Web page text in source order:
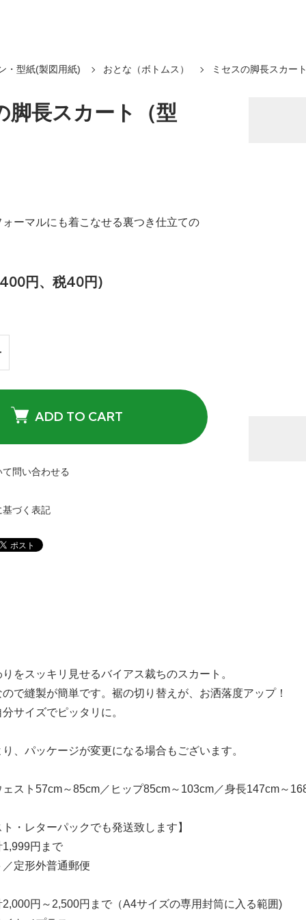
・型紙(製図用紙) おとな（ボトムス） ミセスの脚長スカー
脚長スカート（型
ーマルにも着こなせる裏つき仕立ての
円、税40円)
ADD TO CART
て問い合わせる
基づく表記
をスッキリ見せるバイアス裁ちのスカート。
で縫製が簡単です。裾の切り替えが、お洒落度アップ！
サイズでピッタリに。
、パッケージが変更になる場合もございます。
スト57cm～85cm／ヒップ85cm～103cm／身長147cm～
ト・レターパックでも発送致します】
円まで
定形外普通郵便
円～2,500円まで（A4サイズの専用封筒に入る範囲)